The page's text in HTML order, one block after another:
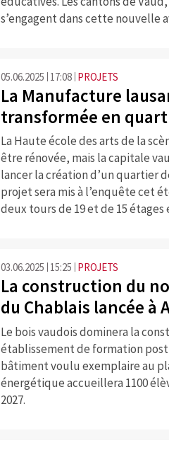
s’engagent dans cette nouvelle
05.06.2025 17:08 PROJETS
La Manufacture
transformée en
La Haute école des arts de la
être rénovée, mais la capitale
lancer la création d’un quartier
projet sera mis à l’enquête cet
deux tours de 19 et de 15 étages
03.06.2025 15:25 PROJETS
La construction du
du Chablais lancée à
Le bois vaudois dominera la
établissement de formation
bâtiment voulu exemplaire au
énergétique accueillera 1100
2027.